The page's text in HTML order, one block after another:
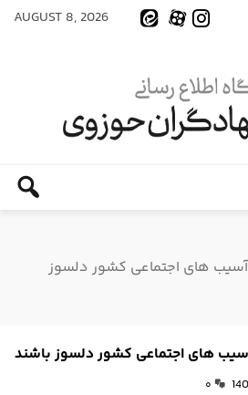
AUGUST 8, 2026
آسیب های اجتماعی کشور دلسوز
های اجتماعی کشور دلسوز باشند
۰